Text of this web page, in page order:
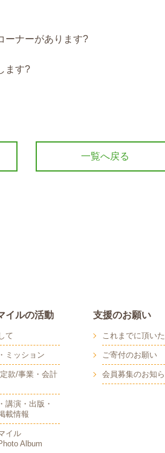
ーナーがあります?
ます?
一覧へ戻る
イルの活動
て
ミッション
款/事業・会計
講演・出版・
載情報
イル
Album
支援のお願い
これまでに頂い
ご寄付のお願い
会員募集のお知